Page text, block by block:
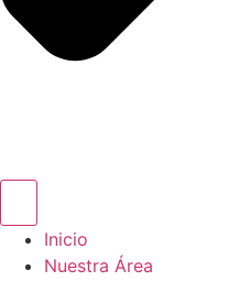
Inicio
Nuestra Área